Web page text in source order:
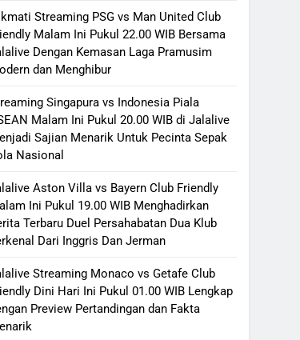
Streaming PSG vs Man United Club
Malam Ini Pukul 22.00 WIB Bersama
Dengan Kemasan Laga Pramusim
dan Menghibur
Singapura vs Indonesia Piala
Malam Ini Pukul 20.00 WIB di Jalalive
Sajian Menarik Untuk Pecinta Sepak
Nasional
Aston Villa vs Bayern Club Friendly
Ini Pukul 19.00 WIB Menghadirkan
Terbaru Duel Persahabatan Dua Klub
Dari Inggris Dan Jerman
Streaming Monaco vs Getafe Club
Dini Hari Ini Pukul 01.00 WIB Lengkap
Preview Pertandingan dan Fakta